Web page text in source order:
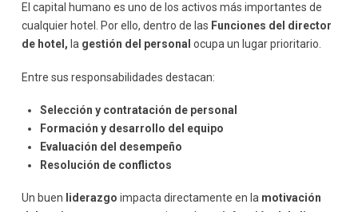
El capital humano es uno de los activos más importantes de
cualquier hotel. Por ello, dentro de las Funciones del director
de hotel, la gestión del personal ocupa un lugar prioritario.
Entre sus responsabilidades destacan:
Selección y contratación de personal
Formación y desarrollo del equipo
Evaluación del desempeño
Resolución de conflictos
Un buen liderazgo impacta directamente en la motivación